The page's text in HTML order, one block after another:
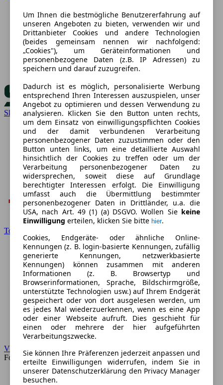
Skoda
Toyota
VW
Forum
Um Ihnen die bestmögliche Benutzererfahrung auf
unseren Angeboten zu bieten, verwenden wir und
Drittanbieter Cookies und andere Technologien
(beides gemeinsam nennen wir nachfolgend:
„Cookies"), um Geräteinformationen und
personenbezogene Daten (z.B. IP Adressen) zu
speichern und darauf zuzugreifen.
Dadurch ist es möglich, personalisierte Werbung
entsprechend Ihren Interessen auszuspielen, unser
Angebot zu optimieren und dessen Verwendung zu
analysieren. Klicken Sie den Button unten rechts,
um dem Einsatz von einwilligungspflichten Cookies
und der damit verbundenen Verarbeitung
personenbezogener Daten zuzustimmen oder den
Button unten links, um eine detaillierte Auswahl
hinsichtlich der Cookies zu treffen oder um der
Verarbeitung personenbezogener Daten zu
widersprechen, soweit diese auf Grundlage
berechtigter Interessen erfolgt. Die Einwilligung
umfasst auch die Übermittlung bestimmter
personenbezogener Daten in Drittländer, u.a. die
USA, nach Art. 49 (1) (a) DSGVO. Wollen Sie keine
Einwilligung erteilen, klicken Sie bitte hier.
Cookies, Endgeräte- oder ähnliche Online-
Kennungen (z. B. login-basierte Kennungen, zufällig
generierte Kennungen, netzwerkbasierte
Kennungen) können zusammen mit anderen
Informationen (z. B. Browsertyp und
Browserinformationen, Sprache, Bildschirmgröße,
unterstützte Technologien usw.) auf Ihrem Endgerät
gespeichert oder von dort ausgelesen werden, um
es jedes Mal wiederzuerkennen, wenn es eine App
oder einer Webseite aufruft. Dies geschieht für
einen oder mehrere der hier aufgeführten
Verarbeitungszwecke.
Sie können Ihre Präferenzen jederzeit anpassen und
erteilte Einwilligungen widerrufen, indem Sie in
unserer Datenschutzerklärung den Privacy Manager
besuchen.